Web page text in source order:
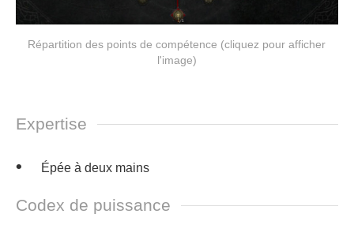
Répartition des points de compétence (cliquez pour afficher
l'image)
Expertise
Épée à deux mains
Codex de puissance